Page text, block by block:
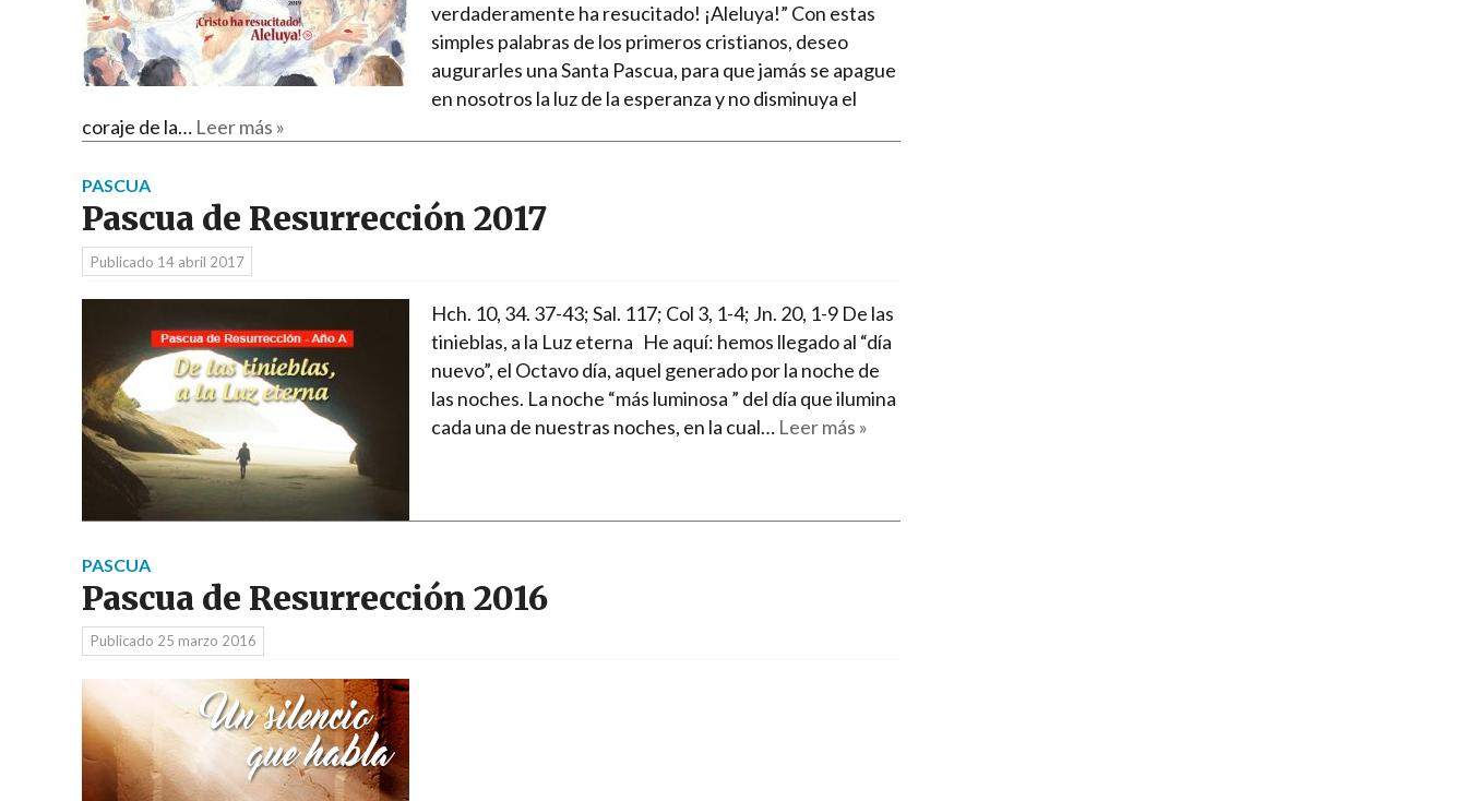
verdaderamente ha resucitado! ¡Aleluya!” Con estas
simples palabras de los primeros cristianos, deseo
augurarles una Santa Pascua, para que jamás se apague
en nosotros la luz de la esperanza y no disminuya el
coraje de la… Leer más »
PASCUA
Pascua de Resurrección 2017
Publicado 14 abril 2017
Hch. 10, 34. 37-43; Sal. 117; Col 3, 1-4; Jn. 20, 1-9 De las
tinieblas, a la Luz eterna He aquí: hemos llegado al “día
nuevo”, el Octavo día, aquel generado por la noche de
las noches. La noche “más luminosa ” del día que ilumina
cada una de nuestras noches, en la cual… Leer más »
PASCUA
Pascua de Resurrección 2016
Publicado 25 marzo 2016